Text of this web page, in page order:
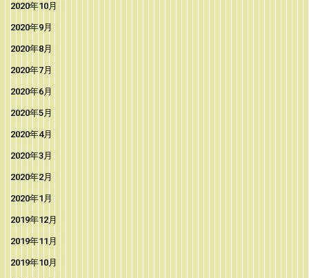
2020年10月
2020年9月
2020年8月
2020年7月
2020年6月
2020年5月
2020年4月
2020年3月
2020年2月
2020年1月
2019年12月
2019年11月
2019年10月